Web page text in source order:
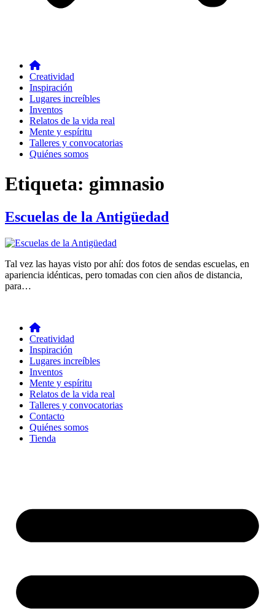
Creatividad
Inspiración
Lugares increíbles
Inventos
Relatos de la vida real
Mente y espíritu
Talleres y convocatorias
Quiénes somos
Etiqueta: gimnasio
Escuelas de la Antigüedad
Tal vez las hayas visto por ahí: dos fotos de sendas escuelas, en
apariencia idénticas, pero tomadas con cien años de distancia,
para…
Creatividad
Inspiración
Lugares increíbles
Inventos
Mente y espíritu
Relatos de la vida real
Talleres y convocatorias
Contacto
Quiénes somos
Tienda